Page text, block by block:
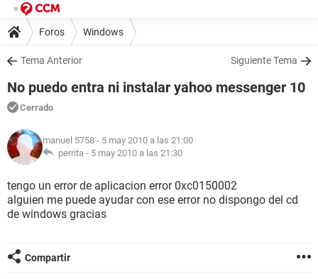
Foros Windows
Tema Anterior Siguiente Tema
No puedo entra ni instalar yahoo messenger 10
Cerrado
manuel 5758 - 5 may 2010 a las 21:00
perrita - 5 may 2010 a las 21:30
tengo un error de aplicacion error 0xc0150002
alguien me puede ayudar con ese error no dispongo del cd
de windows gracias
Compartir